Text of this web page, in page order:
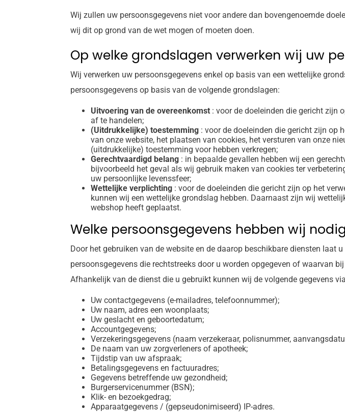
Wij zullen uw persoonsgegevens niet voor andere dan bovengenoemde
wij dit op grond van de wet mogen of moeten doen.
Op welke grondslagen verwerken wij uw
Wij verwerken uw persoonsgegevens enkel op basis van een wettelijke
persoonsgegevens op basis van de volgende grondslagen:
Uitvoering van de overeenkomst : voor de doeleinden die gericht zijn
af te handelen;
(Uitdrukkelijke) toestemming : voor de doeleinden die gericht zijn op
van onze website, het plaatsen van cookies, het versturen van onze
(uitdrukkelijke) toestemming voor hebben verkregen;
Gerechtvaardigd belang : in bepaalde gevallen hebben wij een
bijvoorbeeld het geval als wij gebruik maken van cookies ter
uw persoonlijke levenssfeer;
Wettelijke verplichting : voor de doeleinden die gericht zijn op het
kunnen wij een wettelijke grondslag hebben. Daarnaast zijn wij
webshop heeft geplaatst.
Welke persoonsgegevens hebben wij
Door het gebruiken van de website en de daarop beschikbare diensten laat
persoonsgegevens die rechtstreeks door u worden opgegeven of waarvan
Afhankelijk van de dienst die u gebruikt kunnen wij de volgende gegevens
Uw contactgegevens (e-mailadres, telefoonnummer);
Uw naam, adres een woonplaats;
Uw geslacht en geboortedatum;
Accountgegevens;
Verzekeringsgegevens (naam verzekeraar, polisnummer,
De naam van uw zorgverleners of apotheek;
Tijdstip van uw afspraak;
Betalingsgegevens en factuuradres;
Gegevens betreffende uw gezondheid;
Burgerservicenummer (BSN);
Klik- en bezoekgedrag;
Apparaatgegevens / (gepseudonimiseerd) IP-adres.